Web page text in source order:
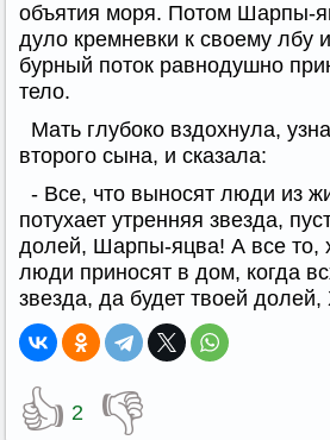
объятия моря. Потом Шарпы-
дуло кремневки к своему лбу
бурный поток равнодушно
тело.
Мать глубоко вздохнула,
второго сына, и сказала:
- Все, что выносят люди из
потухает утренняя звезда,
долей, Шарпы-яцва! А все то,
люди приносят в дом, когда
звезда, да будет твоей
👍 2 👎